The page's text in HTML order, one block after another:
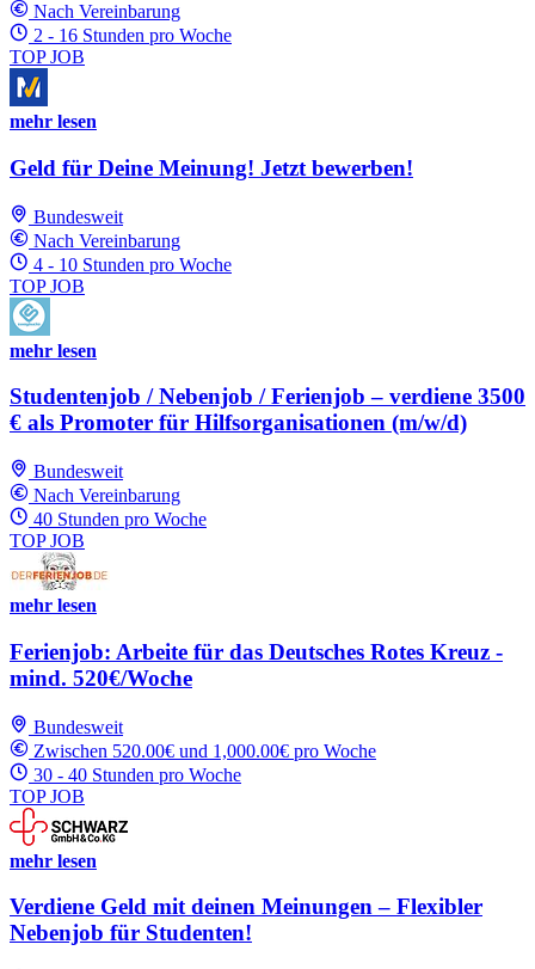
Nach Vereinbarung
2 - 16 Stunden pro Woche
TOP JOB
mehr lesen
Geld für Deine Meinung! Jetzt bewerben!
Bundesweit
Nach Vereinbarung
4 - 10 Stunden pro Woche
TOP JOB
mehr lesen
Studentenjob / Nebenjob / Ferienjob – verdiene 3500
€ als Promoter für Hilfsorganisationen (m/w/d)
Bundesweit
Nach Vereinbarung
40 Stunden pro Woche
TOP JOB
mehr lesen
Ferienjob: Arbeite für das Deutsches Rotes Kreuz -
mind. 520€/Woche
Bundesweit
Zwischen 520.00€ und 1,000.00€ pro Woche
30 - 40 Stunden pro Woche
TOP JOB
mehr lesen
Verdiene Geld mit deinen Meinungen – Flexibler
Nebenjob für Studenten!